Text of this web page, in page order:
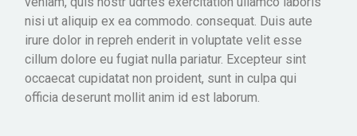
nisi ut aliquip ex ea commodo. consequat. Duis aute
irure dolor in repreh enderit in voluptate velit esse
cillum dolore eu fugiat nulla pariatur. Excepteur sint
occaecat cupidatat non proident, sunt in culpa qui
officia deserunt mollit anim id est laborum.